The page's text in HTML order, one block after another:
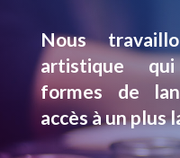
Nous
artistique
formes de
accès à un plus